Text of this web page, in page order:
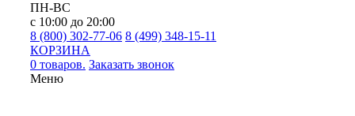
ПН-ВС
с 10:00 до 20:00
8 (800) 302-77-06 8 (499) 348-15-11
КОРЗИНА
0 товаров. Заказать звонок
Меню